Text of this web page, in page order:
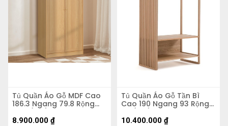
Tủ Quần Áo Gỗ MDF Cao
186.3 Ngang 79.8 Rộng
55.5 (cm)
8.900.000 ₫
Tủ Quần Áo Gỗ Tần Bì
Cao 190 Ngang 93 Rộng
53 (cm)
10.400.000 ₫